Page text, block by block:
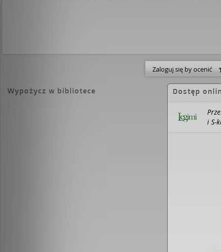
tworzyć z nich wzruszające powieści obyczajowe
od których trudno się oderwać. Jej książki
myślenia o tym, co dobre, a co złe. W 2003 roku
mojej zgody" (adaptacja filmowa pod tym samym
jednej z ról głównych), "Zagubiona przeszłość",
obrazka", "Dziewiętnaście minut", "Deszczowa
nakład jej książek na świecie przekroczył 7
Zaloguj się by ocenić
Wypożycz w bibliotece Dostęp
i S-